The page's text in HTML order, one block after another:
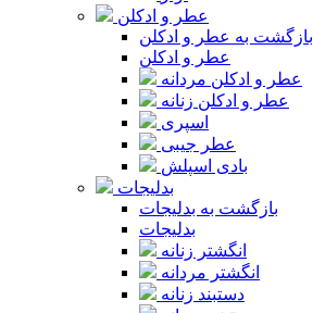
عطر و ادکلن
بازگشت به عطر و ادکلن
عطر و ادکلن
عطر و ادکلن مردانه
عطر و ادکلن زنانه
اسپری
عطر جیبی
بادی اسپلش
بدلیجات
بازگشت به بدلیجات
بدلیجات
انگشتر زنانه
انگشتر مردانه
دستبند زنانه